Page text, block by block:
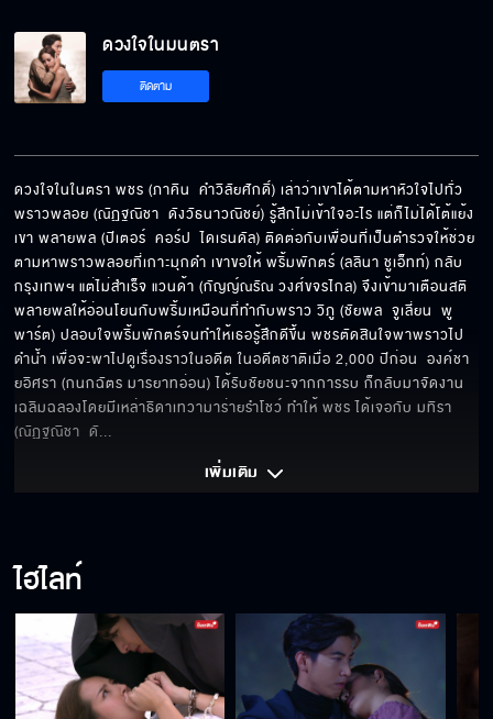
ดวงใจในมนตรา
ติดตาม
ดวงใจในในตรา พชร (ภาคิน  คำวิลัยศักดิ์) เล่าว่าเขาได้ตามหาหัวใจไปทั่ว
พราวพลอย (ณัฏฐณิชา  ดังวัธนาวณิชย์) รู้สึกไม่เข้าใจอะไร แต่ก็ไม่ได้โต้แย้ง
เขา พลายพล (ปีเตอร์  คอร์ป  ไดเรนดัล) ติดต่อกับเพื่อนที่เป็นตำรวจให้ช่วย
ตามหาพราวพลอยที่เกาะมุกดำ เขาขอให้ พริ้มพักตร์ (ลลินา ชูเอ็ทท์) กลับ
กรุงเทพฯ แต่ไม่สำเร็จ แวนด้า (กัญญ์ณรัณ วงศ์ขจรไกล) จึงเข้ามาเตือนสติ
พลายพลให้อ่อนโยนกับพริ้มเหมือนที่ทำกับพราว วิภู (ชัยพล  จูเลี่ยน  พู
พาร์ต) ปลอบใจพริ้มพักตร์จนทำให้เธอรู้สึกดีขึ้น พชรตัดสินใจพาพราวไป
ดำน้ำ เพื่อจะพาไปดูเรื่องราวในอดีต ในอดีตชาติเมื่อ 2,000 ปีก่อน  องค์ชา
ยอิศรา (กนกฉัตร มารยาทอ่อน) ได้รับชัยชนะจากการรบ ก็กลับมาจัดงาน
เฉลิมฉลองโดยมีเหล่าธิดาเทวามาร่ายรำโชว์ ทำให้ พชร ได้เจอกับ มทิรา
(ณัฏฐณิชา  ดั...
เพิ่มเติม
ไฮไลท์